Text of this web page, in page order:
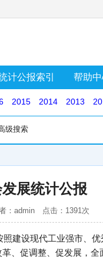
计公报索引 帮助
2015 2014 2013
级搜索
展统计公报
：admin 点击：1391次
建设现代工业强市、
、促调整、促发展，